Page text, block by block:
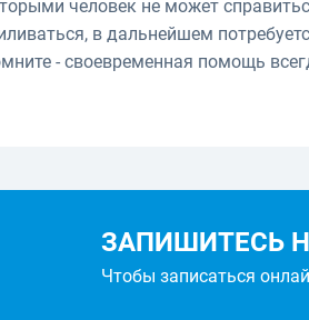
человек не может
в дальнейшем
- своевременная помощь
ЗАПИШИТЕСЬ
Чтобы записаться